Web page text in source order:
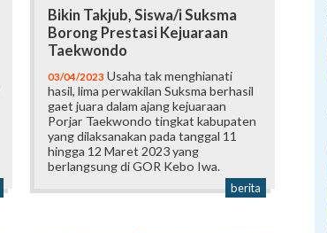
Bikin Takjub, Siswa/i Suksma
Borong Prestasi Kejuaraan
Taekwondo
03/04/2023 Usaha tak menghianati
hasil, lima perwakilan Suksma berhasil
gaet juara dalam ajang kejuaraan
Porjar Taekwondo tingkat kabupaten
yang dilaksanakan pada tanggal 11
hingga 12 Maret 2023 yang
berlangsung di GOR Kebo Iwa.
berita